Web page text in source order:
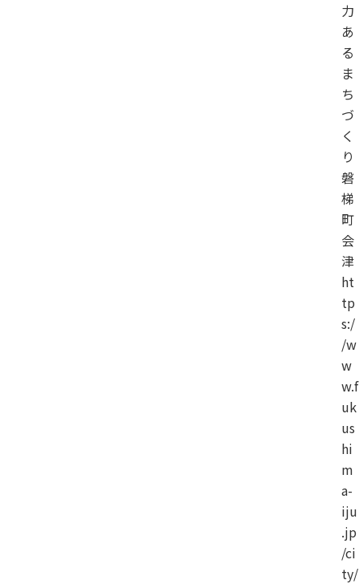
力
あ
る
ま
ち
づ
く
り
磐
梯
町
会
津
ht
tp
s:/
/w
w
w.f
uk
us
hi
m
a-
iju
.jp
/ci
ty/